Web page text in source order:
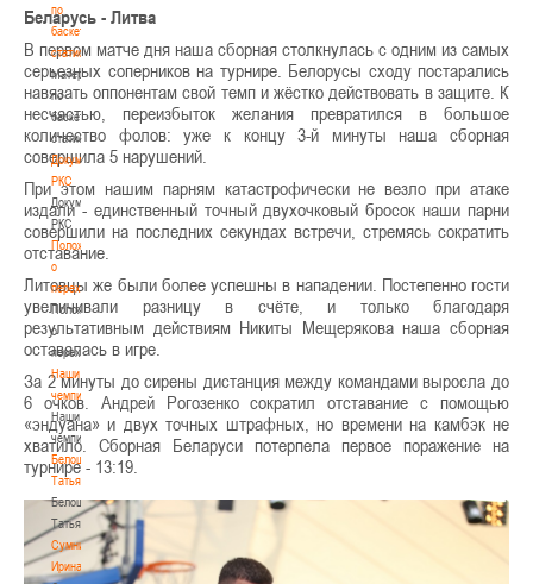
по
баскетбольной
статистике
Материалы
по
баскетбольной
статистике
Документы
РКС
Документы
РКС
Положение
о
переходах
Положение
о
переходах
Наши
чемпионы
Наши
чемпионы
Белошапко
Татьяна
Белошапко
Татьяна
Сумникова
Ирина
Беларусь - Литва
В первом матче дня наша сборная столкнулась с одним из самых
серьезных соперников на турнире. Белорусы сходу постарались
навязать оппонентам свой темп и жёстко действовать в защите. К
несчастью, переизбыток желания превратился в большое
количество фолов: уже к концу 3-й минуты наша сборная
совершила 5 нарушений.
При этом нашим парням катастрофически не везло при атаке
издали - единственный точный двухочковый бросок наши парни
совершили на последних секундах встречи, стремясь сократить
отставание.
Литовцы же были более успешны в нападении. Постепенно гости
увеличивали разницу в счёте, и только благодаря
результативным действиям Никиты Мещерякова наша сборная
оставалась в игре.
За 2 минуты до сирены дистанция между командами выросла до
6 очков. Андрей Рогозенко сократил отставание с помощью
«эндуана» и двух точных штрафных, но времени на камбэк не
хватило. Сборная Беларуси потерпела первое поражение на
турнире - 13:19.